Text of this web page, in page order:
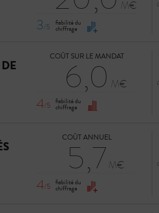
3/5 fiabilité du
chiffrage
COÛT SUR LE MANDAT
6,0
4/5 fiabilité du
chiffrage
COÛT ANNUEL
5,7
4/5 fiabilité du
chiffrage